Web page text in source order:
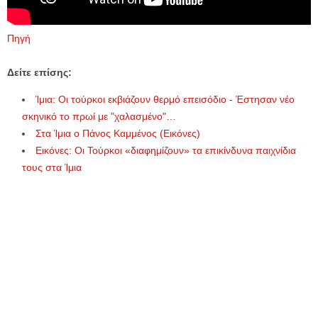
Πηγή
Δείτε επίσης:
Ίμια: Οι τούρκοι εκβιάζουν θερμό επεισόδιο - Έστησαν νέο
σκηνικό το πρωί με "χαλασμένο"…
Στα Ίμια ο Πάνος Καμμένος (Εικόνες)
Εικόνες: Οι Τούρκοι «διαφημίζουν» τα επικίνδυνα παιχνίδια
τους στα Ίμια